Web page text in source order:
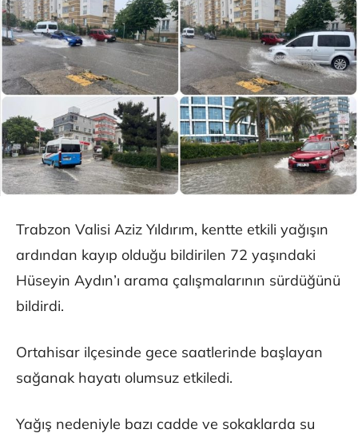
Trabzon Valisi Aziz Yıldırım, kentte etkili yağışın
ardından kayıp olduğu bildirilen 72 yaşındaki
Hüseyin Aydın’ı arama çalışmalarının sürdüğünü
bildirdi.
Ortahisar ilçesinde gece saatlerinde başlayan
sağanak hayatı olumsuz etkiledi.
Yağış nedeniyle bazı cadde ve sokaklarda su